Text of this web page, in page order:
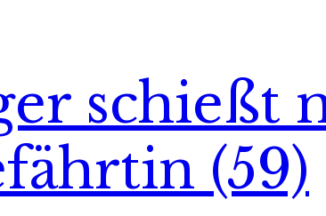
schießt
(59)